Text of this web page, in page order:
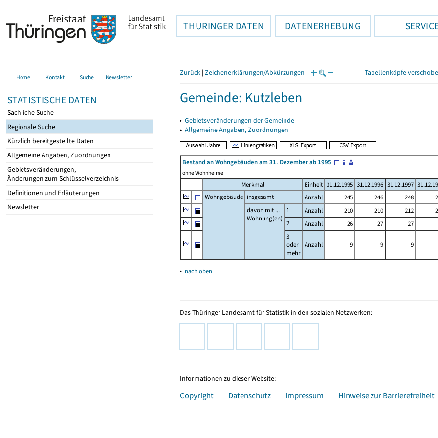
THÜRINGER DATEN DATENERHEBUNG
Home Kontakt Suche Newsletter
STATISTISCHE DATEN
Sachliche Suche
Regionale Suche
Kürzlich bereitgestellte Daten
Allgemeine Angaben, Zuordnungen
Gebietsveränderungen,
Änderungen zum Schlüsselverzeichnis
Definitionen und Erläuterungen
Newsletter
Zurück | Zeichenerklärungen/Abkürzungen | Tabellenköpfe
Gemeinde: Kutzleben
▸ Gebietsveränderungen der Gemeinde
▸ Allgemeine Angaben, Zuordnungen
Bestand an Wohngebäuden am 31. Dezember ab 1995
ohne Wohnheime
Merkmal Einheit 31.12.1995 31.12.1996 31.12.1997
Wohngebäude insgesamt Anzahl 245 246 248
davon mit ...
Wohnung(en)
1 Anzahl 210 210 212
2
Anzahl 26 27 27
3
oder
mehr
Anzahl 9 9 9
▴ nach oben
Das Thüringer Landesamt für Statistik in den sozialen Netzwerken:
Informationen zu dieser Website:
Copyright Datenschutz Impressum Hinweise zur Barrierefreiheit